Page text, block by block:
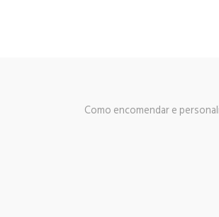
Como encomendar e